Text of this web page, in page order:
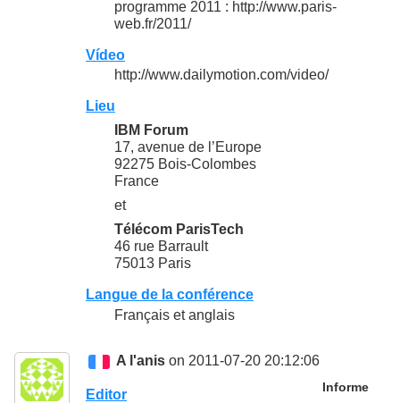
programme 2011 : http://www.paris-
web.fr/2011/
Vídeo
http://www.dailymotion.com/video/
Lieu
IBM Forum
17, avenue de l’Europe
92275 Bois-Colombes
France
et
Télécom ParisTech
46 rue Barrault
75013 Paris
Langue de la conférence
Français et anglais
A l'anis on 2011-07-20 20:12:06
Informe
Editor